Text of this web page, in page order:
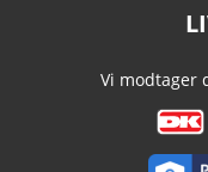
Vi modtager